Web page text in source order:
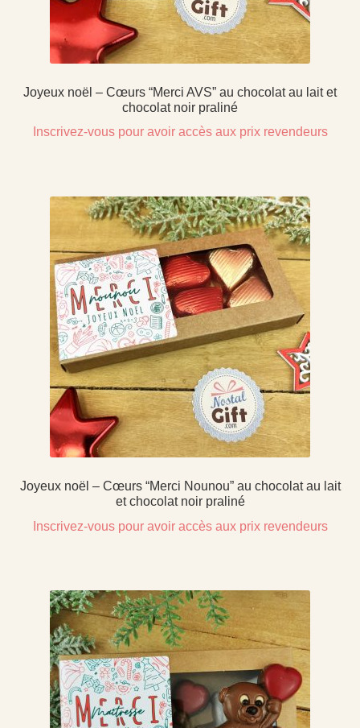
Joyeux noël – Cœurs “Merci AVS” au chocolat au lait et
chocolat noir praliné
Inscrivez-vous pour avoir accès aux prix revendeurs
Joyeux noël – Cœurs “Merci Nounou” au chocolat au lait
et chocolat noir praliné
Inscrivez-vous pour avoir accès aux prix revendeurs